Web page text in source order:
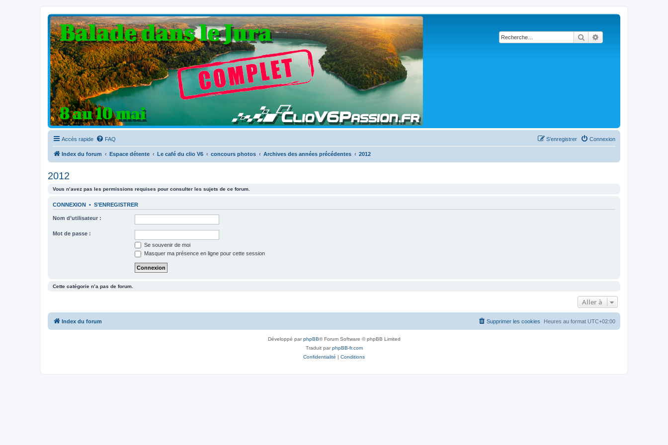
Rechercher
Clio V6 Passion
Le site français des passionnés de Clio V6
Accès rapide FAQ Connexion
S’enregistrer
Index du forum Espace détente Le café du clio V6 concours photos Archives des années précédentes 2012
2012
Vous n’avez pas les permissions requises pour consulter les sujets de ce forum.
CONNEXION • S’ENREGISTRER
Nom d’utilisateur :
Mot de passe :
Se souvenir de moi
Masquer ma présence en ligne pour cette session
Cette catégorie n’a pas de forum.
Aller à
Index du forum Heures au format UTC+02:00
Supprimer les cookies
Développé parphpBB® Forum Software © phpBB Limited
Traduit parphpBB-fr.com
Confidentialité | Conditions